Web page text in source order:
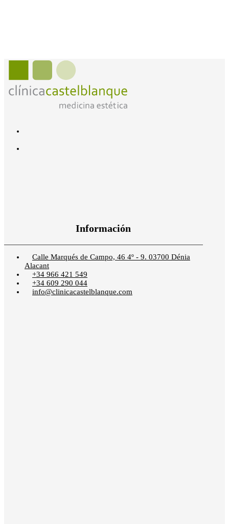
Información
Calle Marqués de Campo, 46 4º - 9. 03700 Dénia
Alacant
+34 966 421 549
+34 609 290 044
info@clinicacastelblanque.com